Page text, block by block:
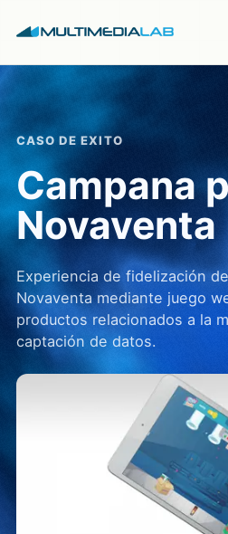
CASO DE EXITO
Campana
Novaventa
Experiencia de fidelización
Novaventa mediante juego
productos relacionados a la
captación de datos.